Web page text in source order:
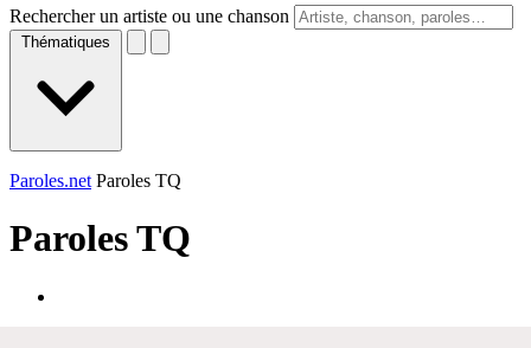
Rechercher un artiste ou une chanson
Thématiques
Paroles.net Paroles TQ
ParolesTQ